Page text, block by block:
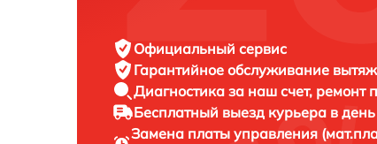
Официальный сервис
Гарантийное обслуживание
Диагностика за наш счет, ремонт
Бесплатный выезд курьера в
Замена платы управления